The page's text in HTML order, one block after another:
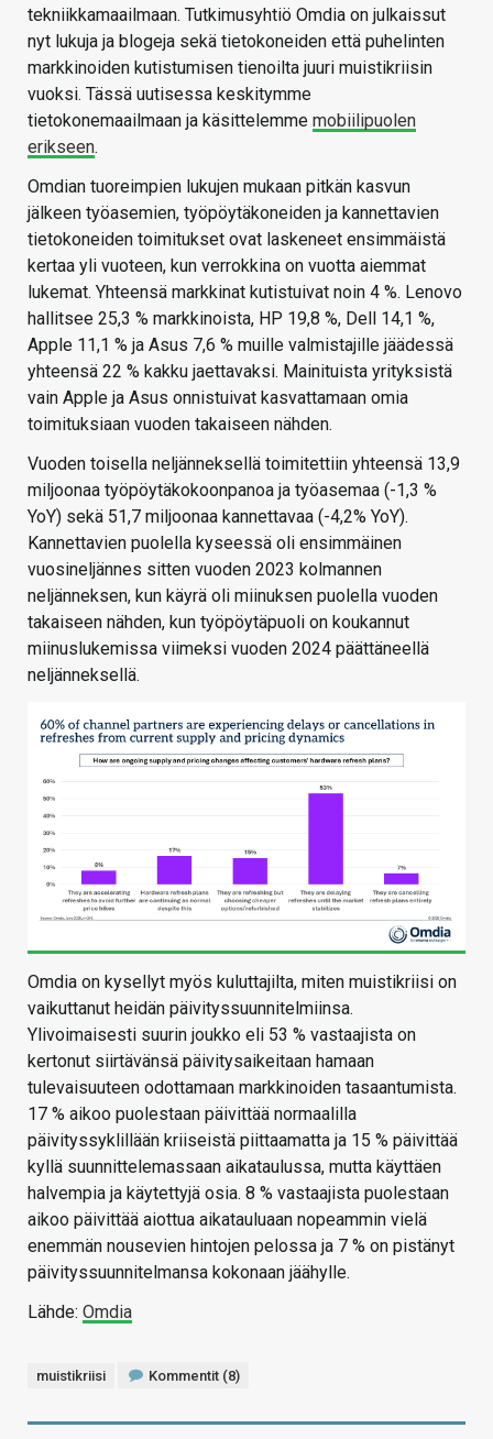
tekniikkamaailmaan. Tutkimusyhtiö Omdia on julkaissut
nyt lukuja ja blogeja sekä tietokoneiden että puhelinten
markkinoiden kutistumisen tienoilta juuri muistikriisin
vuoksi. Tässä uutisessa keskitymme
tietokonemaailmaan ja käsittelemme mobiilipuolen
erikseen.
Omdian tuoreimpien lukujen mukaan pitkän kasvun
jälkeen työasemien, työpöytäkoneiden ja kannettavien
tietokoneiden toimitukset ovat laskeneet ensimmäistä
kertaa yli vuoteen, kun verrokkina on vuotta aiemmat
lukemat. Yhteensä markkinat kutistuivat noin 4 %. Lenovo
hallitsee 25,3 % markkinoista, HP 19,8 %, Dell 14,1 %,
Apple 11,1 % ja Asus 7,6 % muille valmistajille jäädessä
yhteensä 22 % kakku jaettavaksi. Mainituista yrityksistä
vain Apple ja Asus onnistuivat kasvattamaan omia
toimituksiaan vuoden takaiseen nähden.
Vuoden toisella neljänneksellä toimitettiin yhteensä 13,9
miljoonaa työpöytäkokoonpanoa ja työasemaa (-1,3 %
YoY) sekä 51,7 miljoonaa kannettavaa (-4,2% YoY).
Kannettavien puolella kyseessä oli ensimmäinen
vuosineljännes sitten vuoden 2023 kolmannen
neljänneksen, kun käyrä oli miinuksen puolella vuoden
takaiseen nähden, kun työpöytäpuoli on koukannut
miinuslukemissa viimeksi vuoden 2024 päättäneellä
neljänneksellä.
Omdia on kysellyt myös kuluttajilta, miten muistikriisi on
vaikuttanut heidän päivityssuunnitelmiinsa.
Ylivoimaisesti suurin joukko eli 53 % vastaajista on
kertonut siirtävänsä päivitysaikeitaan hamaan
tulevaisuuteen odottamaan markkinoiden tasaantumista.
17 % aikoo puolestaan päivittää normaalilla
päivityssyklillään kriiseistä piittaamatta ja 15 % päivittää
kyllä suunnittelemassaan aikataulussa, mutta käyttäen
halvempia ja käytettyjä osia. 8 % vastaajista puolestaan
aikoo päivittää aiottua aikatauluaan nopeammin vielä
enemmän nousevien hintojen pelossa ja 7 % on pistänyt
päivityssuunnitelmansa kokonaan jäähylle.
Lähde: Omdia
muistikriisi Kommentit (8)